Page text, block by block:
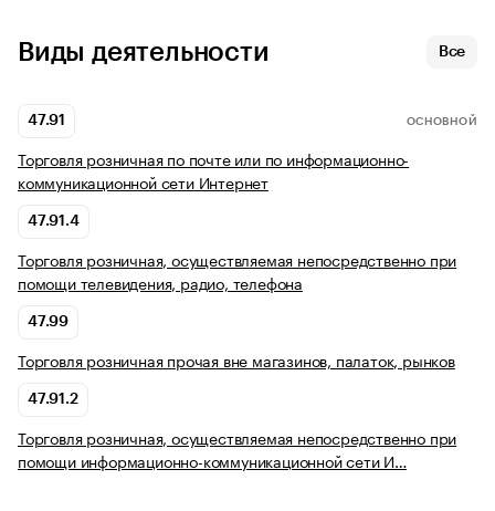
Виды деятельности Все
47.91 ОСНОВНОЙ
Торговля розничная по почте или по информационно-
коммуникационной сети Интернет
47.91.4
Торговля розничная, осуществляемая непосредственно при
помощи телевидения, радио, телефона
47.99
Торговля розничная прочая вне магазинов, палаток, рынков
47.91.2
Торговля розничная, осуществляемая непосредственно при
помощи информационно-коммуникационной сети И…